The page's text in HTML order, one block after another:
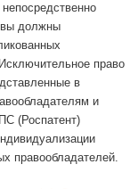
вы должны
право
в
и
(Роспатент)
правообладателей.